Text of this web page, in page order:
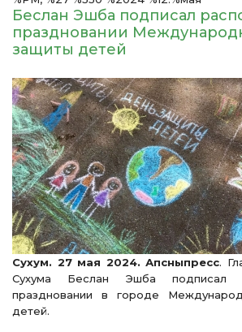
Беслан Эшба подписал
праздновании
защиты детей
Сухум. 27 мая 2024. Апсныпресс.
Сухума Беслан Эшба подписал
праздновании в городе
детей.